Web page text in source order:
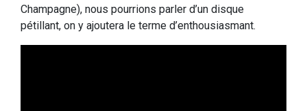
Champagne), nous pourrions parler d’un disque
pétillant, on y ajoutera le terme d’enthousiasmant.